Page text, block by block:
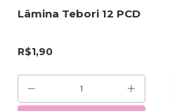
Lâmina Tebori 12 PCD
R$1,90